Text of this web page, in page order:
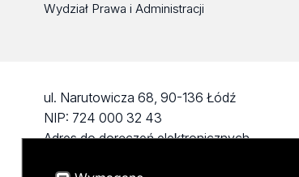
Wydział Prawa i Administracji
ul. Narutowicza 68, 90-136 Łódź
NIP: 724 000 32 43
Adres do doręczeń elektronicznych